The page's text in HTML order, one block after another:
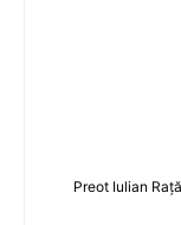
Preot Iulian